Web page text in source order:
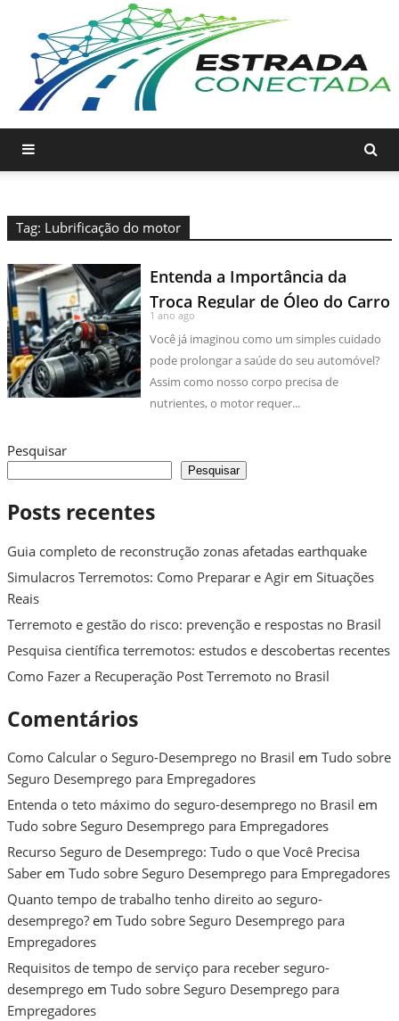
Tag: Lubrificação do motor
Entenda a Importância da
Troca Regular de Óleo do Carro
1 ano ago
Você já imaginou como um simples cuidado
pode prolongar a saúde do seu automóvel?
Assim como nosso corpo precisa de
nutrientes, o motor requer...
Pesquisar
Pesquisar
Posts recentes
Guia completo de reconstrução zonas afetadas earthquake
Simulacros Terremotos: Como Preparar e Agir em Situações
Reais
Terremoto e gestão do risco: prevenção e respostas no Brasil
Pesquisa científica terremotos: estudos e descobertas recentes
Como Fazer a Recuperação Post Terremoto no Brasil
Comentários
Como Calcular o Seguro-Desemprego no Brasil em Tudo sobre
Seguro Desemprego para Empregadores
Entenda o teto máximo do seguro-desemprego no Brasil em
Tudo sobre Seguro Desemprego para Empregadores
Recurso Seguro de Desemprego: Tudo o que Você Precisa
Saber em Tudo sobre Seguro Desemprego para Empregadores
Quanto tempo de trabalho tenho direito ao seguro-
desemprego? em Tudo sobre Seguro Desemprego para
Empregadores
Requisitos de tempo de serviço para receber seguro-
desemprego em Tudo sobre Seguro Desemprego para
Empregadores